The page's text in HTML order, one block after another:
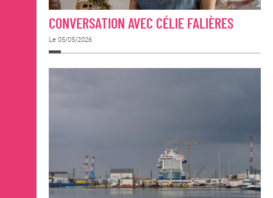
CONVERSATION AVEC CÉLIE FALIÈRES
Le 05/05/2026